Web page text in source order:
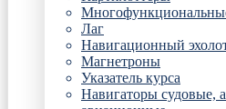
Лаг
Навигационный
Магнетроны
Указатель курса
Навигаторы судовые,